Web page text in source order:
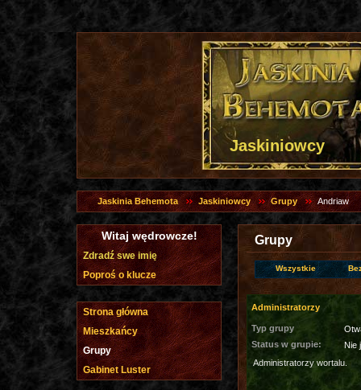
Jaskiniowcy
Jaskinia Behemota Jaskiniowcy Grupy Andriaw
Grupy
Wszystkie
Administratorzy
Typ grupy
Status w grupie:
Nie
Administratorzy wortalu.
Witaj wędrowcze!
Zdradź swe imię
Poproś o klucze
Strona główna
Mieszkańcy
Grupy
Gabinet Luster